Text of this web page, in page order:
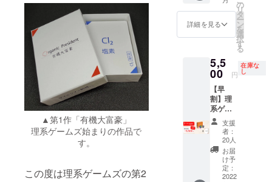
▲第1作「有機大富豪」
理系ゲームズ始まりの作品で
す。
この度は理系ゲームズの第2
料・消
費税込
※Zoom
通話の
日時調
整は、
CAMPF
IRE内
メッ
セージ
にて行
いま
す。
※Zoom
す。
す。販
売予定
価格の
7,000円
引きで
いただ
ける、
大特価
プラン
です！
【リ
ターン
内容】
・『熱
力学
ワー
カー
ズ』５
詳細を見る
の
リ
タ
ー
ン
を
選
択
す
る
5,5
00 円
在庫な
し
【早
割】理
系ゲー
ムズの
第一作
である
『有機
大富
豪』と
『熱力
支援
者：
20人
お届
け予
定：
2022